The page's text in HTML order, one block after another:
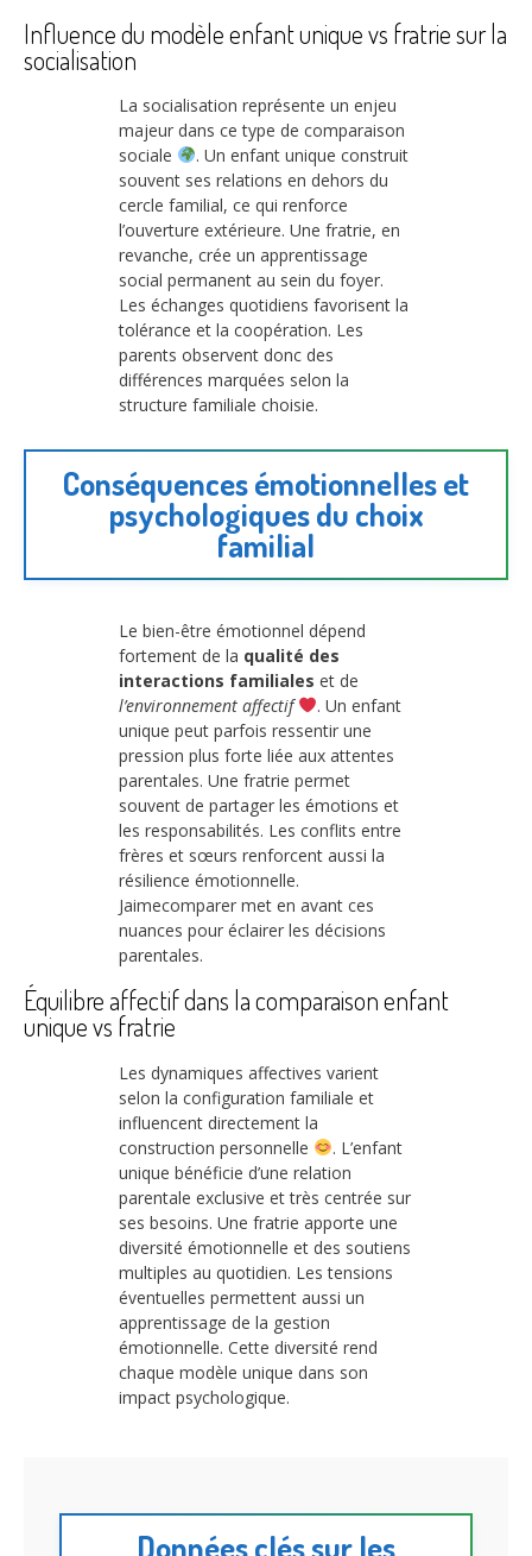
Influence du modèle enfant unique vs fratrie sur la
socialisation
La socialisation représente un enjeu
majeur dans ce type de comparaison
sociale
. Un enfant unique construit
souvent ses relations en dehors du
cercle familial, ce qui renforce
l’ouverture extérieure. Une fratrie, en
revanche, crée un apprentissage
social permanent au sein du foyer.
Les échanges quotidiens favorisent la
tolérance et la coopération. Les
parents observent donc des
différences marquées selon la
structure familiale choisie.
Conséquences émotionnelles et
psychologiques du choix
familial
Le bien-être émotionnel dépend
fortement de la qualité des
interactions familiales et de
l’environnement affectif
. Un enfant
unique peut parfois ressentir une
pression plus forte liée aux attentes
parentales. Une fratrie permet
souvent de partager les émotions et
les responsabilités. Les conflits entre
frères et sœurs renforcent aussi la
résilience émotionnelle.
Jaimecomparer met en avant ces
nuances pour éclairer les décisions
parentales.
Équilibre affectif dans la comparaison enfant
unique vs fratrie
Les dynamiques affectives varient
selon la configuration familiale et
influencent directement la
construction personnelle
. L’enfant
unique bénéficie d’une relation
parentale exclusive et très centrée sur
ses besoins. Une fratrie apporte une
diversité émotionnelle et des soutiens
multiples au quotidien. Les tensions
éventuelles permettent aussi un
apprentissage de la gestion
émotionnelle. Cette diversité rend
chaque modèle unique dans son
impact psychologique.
Données clés sur les